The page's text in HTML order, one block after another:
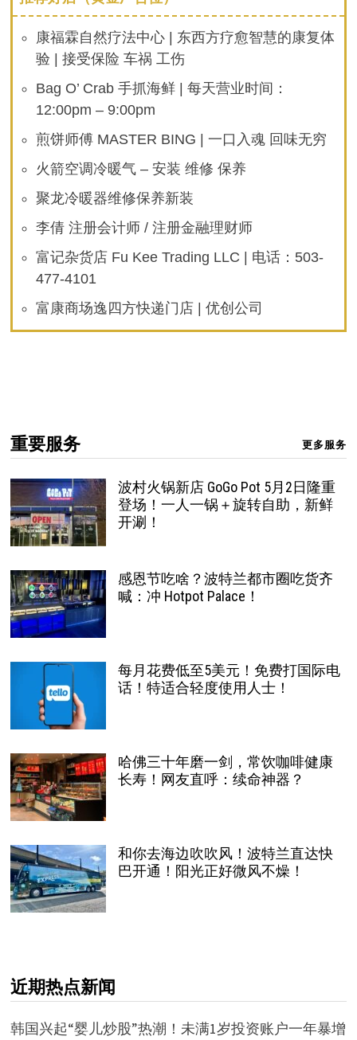
康福霖自然疗法中心 | 东西方疗愈智慧的康复体
验 | 接受保险 车祸 工伤
Bag O’ Crab 手抓海鲜 | 每天营业时间：
12:00pm – 9:00pm
煎饼师傅 MASTER BING | 一口入魂 回味无穷
火箭空调冷暖气 – 安装 维修 保养
聚龙冷暖器维修保养新装
李倩 注册会计师 / 注册金融理财师
富记杂货店 Fu Kee Trading LLC | 电话：503-
477-4101
富康商场逸四方快递门店 | 优创公司
重要服务 更多服务
波村火锅新店 GoGo Pot 5月2日隆重
登场！一人一锅＋旋转自助，新鲜
开涮！
感恩节吃啥？波特兰都市圈吃货齐
喊：冲 Hotpot Palace！
每月花费低至5美元！免费打国际电
话！特适合轻度使用人士！
哈佛三十年磨一剑，常饮咖啡健康
长寿！网友直呼：续命神器？
和你去海边吹吹风！波特兰直达快
巴开通！阳光正好微风不燥！
近期热点新闻
韩国兴起“婴儿炒股”热潮！未满1岁投资账户一年暴增